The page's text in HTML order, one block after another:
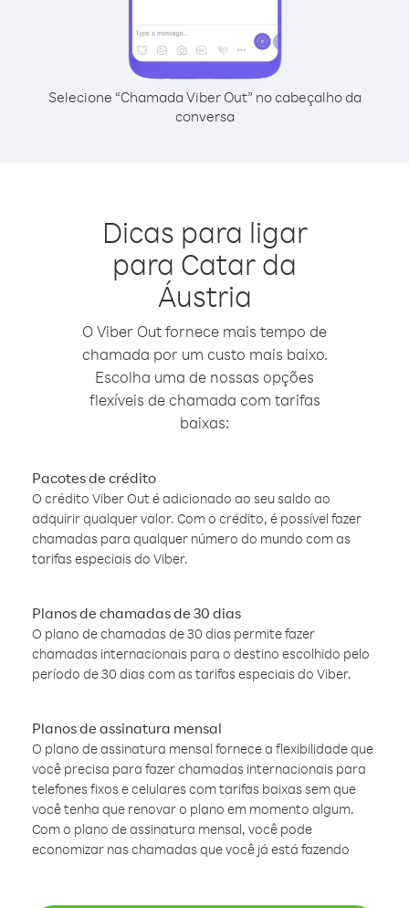
Selecione “Chamada Viber Out” no cabeçalho da
conversa
Dicas para ligar
para Catar da
Áustria
O Viber Out fornece mais tempo de
chamada por um custo mais baixo.
Escolha uma de nossas opções
flexíveis de chamada com tarifas
baixas:
Pacotes de crédito
O crédito Viber Out é adicionado ao seu saldo ao
adquirir qualquer valor. Com o crédito, é possível fazer
chamadas para qualquer número do mundo com as
tarifas especiais do Viber.
Planos de chamadas de 30 dias
O plano de chamadas de 30 dias permite fazer
chamadas internacionais para o destino escolhido pelo
período de 30 dias com as tarifas especiais do Viber.
Planos de assinatura mensal
O plano de assinatura mensal fornece a flexibilidade que
você precisa para fazer chamadas internacionais para
telefones fixos e celulares com tarifas baixas sem que
você tenha que renovar o plano em momento algum.
Com o plano de assinatura mensal, você pode
economizar nas chamadas que você já está fazendo